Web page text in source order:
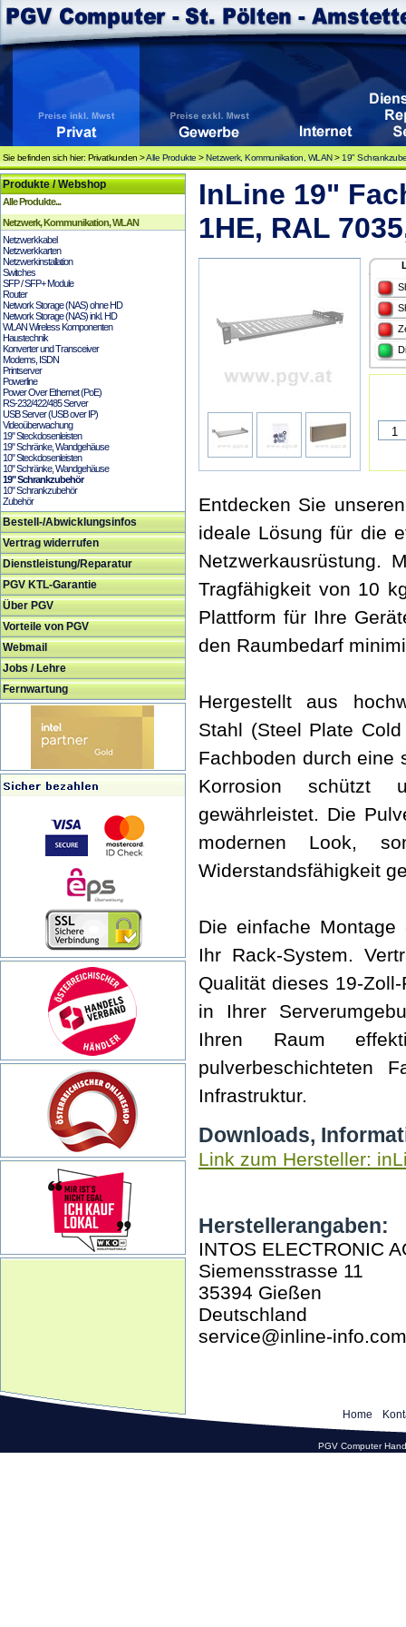
Sie befinden sich hier: Privatkunden >Alle Produkte >Netzwerk, Kommunikation, WLAN> 19"
Produkte / Webshop
Alle Produkte...
Netzwerk, Kommunikation, WLAN
Netzwerkkabel
Netzwerkkarten
Netzwerkinstallation
Switches
SFP / SFP+ Module
Router
Network Storage (NAS) ohne HD
Network Storage (NAS) inkl. HD
WLAN Wireless Komponenten
Haustechnik
Konverter und Transceiver
Modems, ISDN
Printserver
Powerline
Power Over Ethernet (PoE)
RS-232/422/485 Server
USB Server (USB over IP)
Videoüberwachung
19" Steckdosenleisten
19" Schränke, Wandgehäuse
10" Steckdosenleisten
10" Schränke, Wandgehäuse
19" Schrankzubehör
10" Schrankzubehör
Zubehör
Bestell-/Abwicklungsinfos
Vertrag widerrufen
Dienstleistung/Reparatur
PGV KTL-Garantie
Über PGV
Vorteile von PGV
Webmail
Jobs / Lehre
Fernwartung
InLine 19"
1HE, RAL
Entdecken Sie
ideale Lösung für die
Netzwerkausrüstung.
Tragfähigkeit von 10
Plattform für Ihre
den Raumbedarf
Hergestellt aus
Stahl (Steel Plate
Fachboden durch eine
Korrosion schützt
gewährleistet. Die
modernen Look,
Widerstandsfähigkeit
Die einfache
Ihr Rack-System.
Qualität dieses 19-
in Ihrer
Ihren Raum
pulverbeschichteten
Infrastruktur.
Downloads,
Link zum Hersteller:
Herstellerangaben:
INTOS ELECTRONIC
Siemensstrasse 11
35394 Gießen
Deutschland
service@inline-info.com
Home
PGV Computer